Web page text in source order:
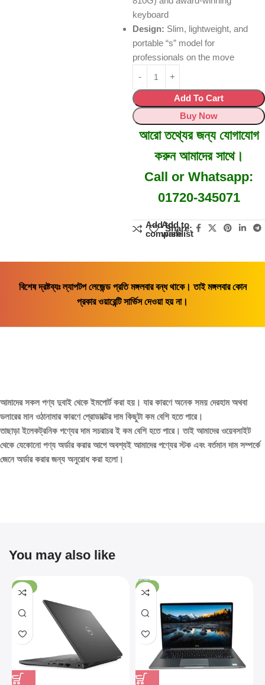
keyboard
Design: Slim, lightweight, and
portable “s” model for
professionals on the move
Add To Cart
Buy Now
আরো তথ্যের জন্য যোগাযোগ
করুন আমাদের সাথে।
Call or Whatsapp:
01720-345071
Add to
compare
Add to
wishlist
Share:
বিশেষ দ্রষ্টব্যঃ ল্যাপটপ লেজেন্ড প্রতি মঙ্গলবার বন্ধ থাকে। তাই মঙ্গলবার কোন
প্রকার ওয়ারেন্টি সার্ভিস দেওয়া হয় না।
আমাদের সকল পণ্য দুবাই থেকে ইমপোর্ট করা হয়। যার কারণে অনেক সময় দেরহাম অথবা
ডলারের মান ওঠানামার কারণে প্রোডাক্টের দাম কিছুটা কম বেশি হতে পারে।
তাছাড়া ইলেকট্রনিক পণ্যের দাম সচরাচর ই কম বেশি হতে পারে। তাই আমাদের ওয়েবসাইট
থেকে যেকোনো পণ্য অর্ডার করার আগে অবশ্যই আমাদের পণ্যের স্টক এবং বর্তমান দাম সম্পর্কে
জেনে অর্ডার করার জন্য অনুরোধ করা হলো।
You may also like
-11% -7%